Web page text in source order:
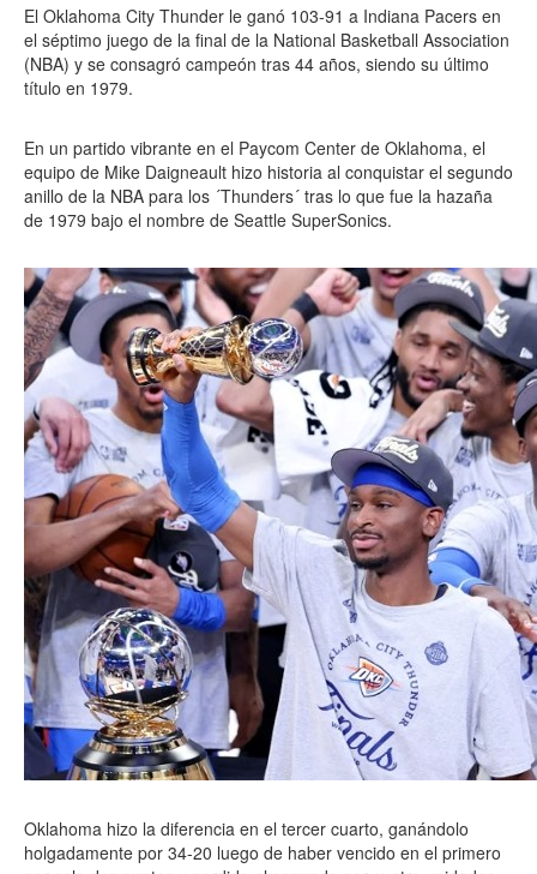
El Oklahoma City Thunder le ganó 103-91 a Indiana Pacers en
el séptimo juego de la final de la National Basketball Association
(NBA) y se consagró campeón tras 44 años, siendo su último
título en 1979.
En un partido vibrante en el Paycom Center de Oklahoma, el
equipo de Mike Daigneault hizo historia al conquistar el segundo
anillo de la NBA para los ´Thunders´ tras lo que fue la hazaña
de 1979 bajo el nombre de Seattle SuperSonics.
Oklahoma hizo la diferencia en el tercer cuarto, ganándolo
holgadamente por 34-20 luego de haber vencido en el primero